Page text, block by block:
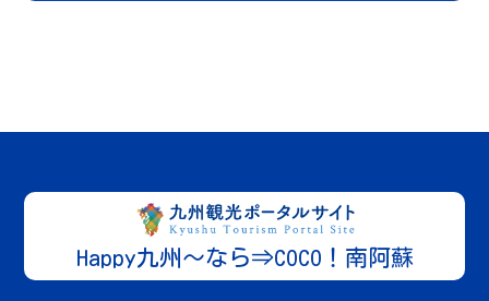
Happy九州～なら⇒COCO！南阿蘇